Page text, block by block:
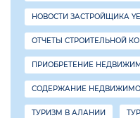
НОВОСТИ ЗАСТРОЙЩИКА
ОТЧЕТЫ СТРОИТЕЛЬНОЙ
ПРИОБРЕТЕНИЕ
СОДЕРЖАНИЕ
ТУРИЗМ В АЛАНИИ